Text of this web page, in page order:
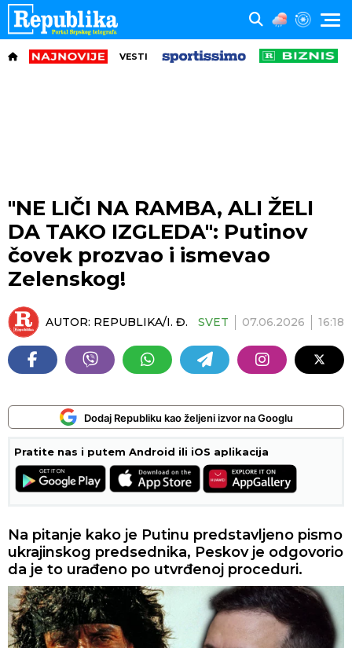
VESTI
"NE LIČI NA RAMBA, ALI ŽELI
DA TAKO IZGLEDA": Putinov
čovek prozvao i ismevao
Zelenskog!
AUTOR: REPUBLIKA/I. Đ. SVET 07.06.2026 16:18
Dodaj Republiku kao željeni izvor na Googlu
Pratite nas i putem Android ili iOS aplikacija
Na pitanje kako je Putinu predstavljeno pismo
ukrajinskog predsednika, Peskov je odgovorio
da je to urađeno po utvrđenoj proceduri.